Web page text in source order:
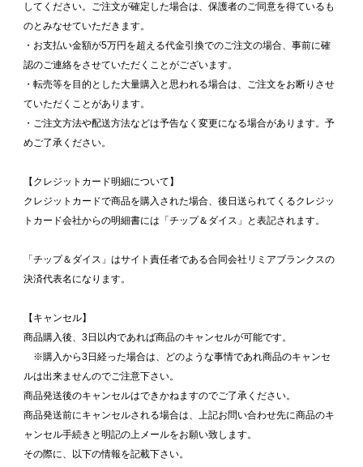
してください。ご注文が確定した場合は、保護者のご同意を得ているも
のとみなせていただきます。
・お支払い金額が5万円を超える代金引換でのご注文の場合、事前に確
認のご連絡をさせていただくことがございます。
・転売等を目的とした大量購入と思われる場合は、ご注文をお断りさせ
ていただくことがあります。
・ご注文方法や配送方法などは予告なく変更になる場合があります。予
めご了承ください。
【クレジットカード明細について】
クレジットカードで商品を購入された場合、後日送られてくるクレジッ
トカード会社からの明細書には「チップ＆ダイス」と表記されます。
「チップ＆ダイス」はサイト責任者である合同会社リミアブランクスの
決済代表名になります。
【キャンセル】
商品購入後、3日以内であれば商品のキャンセルが可能です。
※購入から3日経った場合は、どのような事情であれ商品のキャンセ
ルは出来ませんのでご注意下さい。
商品発送後のキャンセルはできかねますのでご了承ください。
商品発送前にキャンセルされる場合は、上記お問い合わせ先に商品のキ
ャンセル手続きと明記の上メールをお願い致します。
その際に、以下の情報を記載下さい。